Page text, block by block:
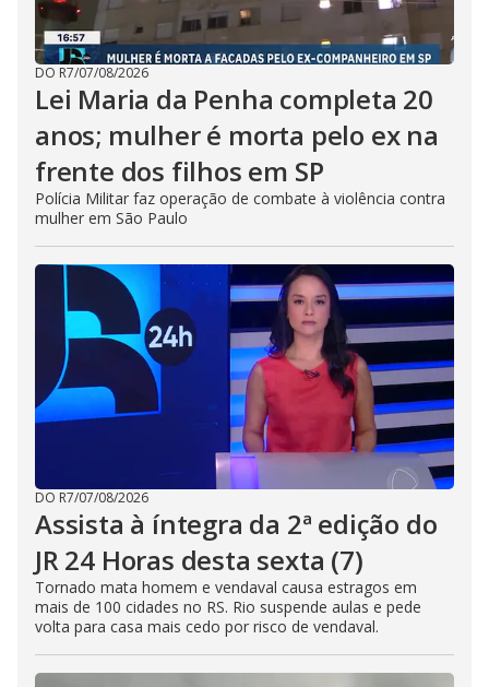
DO R7/07/08/2026
Lei Maria da Penha completa 20
anos; mulher é morta pelo ex na
frente dos filhos em SP
Polícia Militar faz operação de combate à violência contra
mulher em São Paulo
DO R7/07/08/2026
Assista à íntegra da 2ª edição do
JR 24 Horas desta sexta (7)
Tornado mata homem e vendaval causa estragos em
mais de 100 cidades no RS. Rio suspende aulas e pede
volta para casa mais cedo por risco de vendaval.